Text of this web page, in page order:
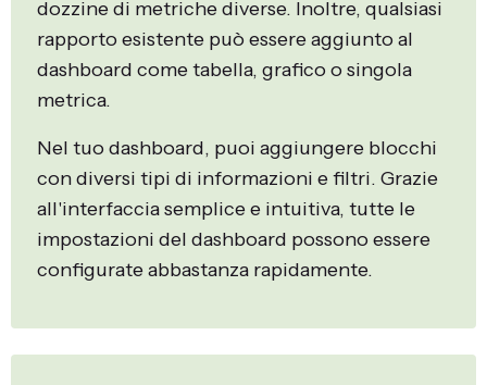
dozzine di metriche diverse. Inoltre, qualsiasi
rapporto esistente può essere aggiunto al
dashboard come tabella, grafico o singola
metrica.
Nel tuo dashboard, puoi aggiungere blocchi
con diversi tipi di informazioni e filtri. Grazie
all'interfaccia semplice e intuitiva, tutte le
impostazioni del dashboard possono essere
configurate abbastanza rapidamente.